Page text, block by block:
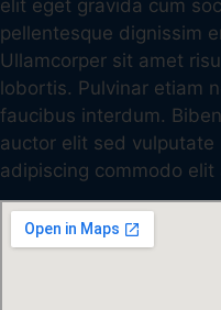
elit eget gravida cum
pellentesque dignissim
Ullamcorper sit amet
lobortis. Pulvinar etiam
faucibus interdum.
auctor elit sed vulputate
adipiscing commodo